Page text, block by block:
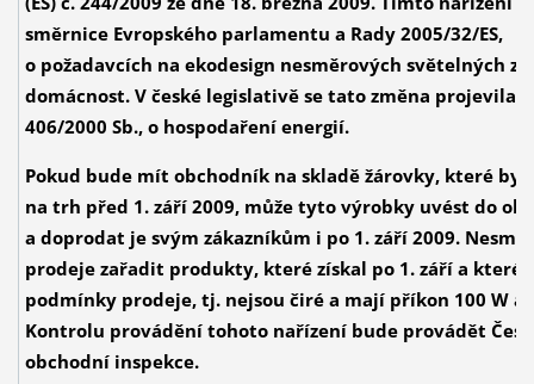
směrnice Evropského parlamentu a Rady 2005/32/ES,
o požadavcích na ekodesign nesměrových světelných
domácnost. V české legislativě se tato změna projevila v
406/2000 Sb., o hospodaření energií.
Pokud bude mít obchodník na skladě žárovky, které
na trh před 1. září 2009, může tyto výrobky uvést do
a doprodat je svým zákazníkům i po 1. září 2009. Nesmí
prodeje zařadit produkty, které získal po 1. září a které
podmínky prodeje, tj. nejsou čiré a mají příkon 100 W a
Kontrolu provádění tohoto nařízení bude provádět
obchodní inspekce.